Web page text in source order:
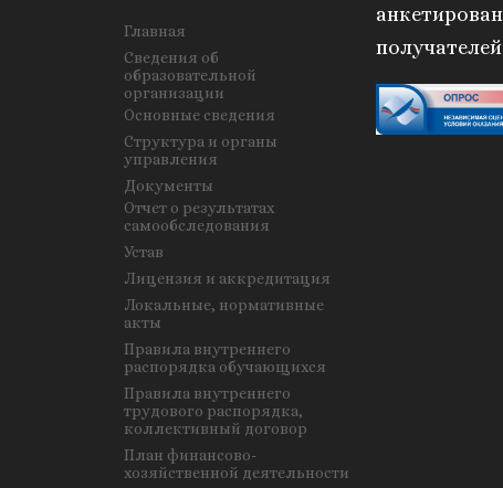
Главная
Сведения об
образовательной
организации
Основные сведения
Структура и органы
управления
Документы
Отчет о результатах
самообследования
Устав
Лицензия и аккредитация
Локальные, нормативные
акты
Правила внутреннего
распорядка обучающихся
Правила внутреннего
трудового распорядка,
коллективный договор
План финансово-
хозяйственной деятельности